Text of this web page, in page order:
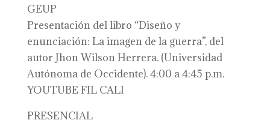
GEUP
Presentación del libro “Diseño y
enunciación: La imagen de la guerra”, del
autor Jhon Wilson Herrera. (Universidad
Autónoma de Occidente). 4:00 a 4:45 p.m.
YOUTUBE FIL CALI
PRESENCIAL